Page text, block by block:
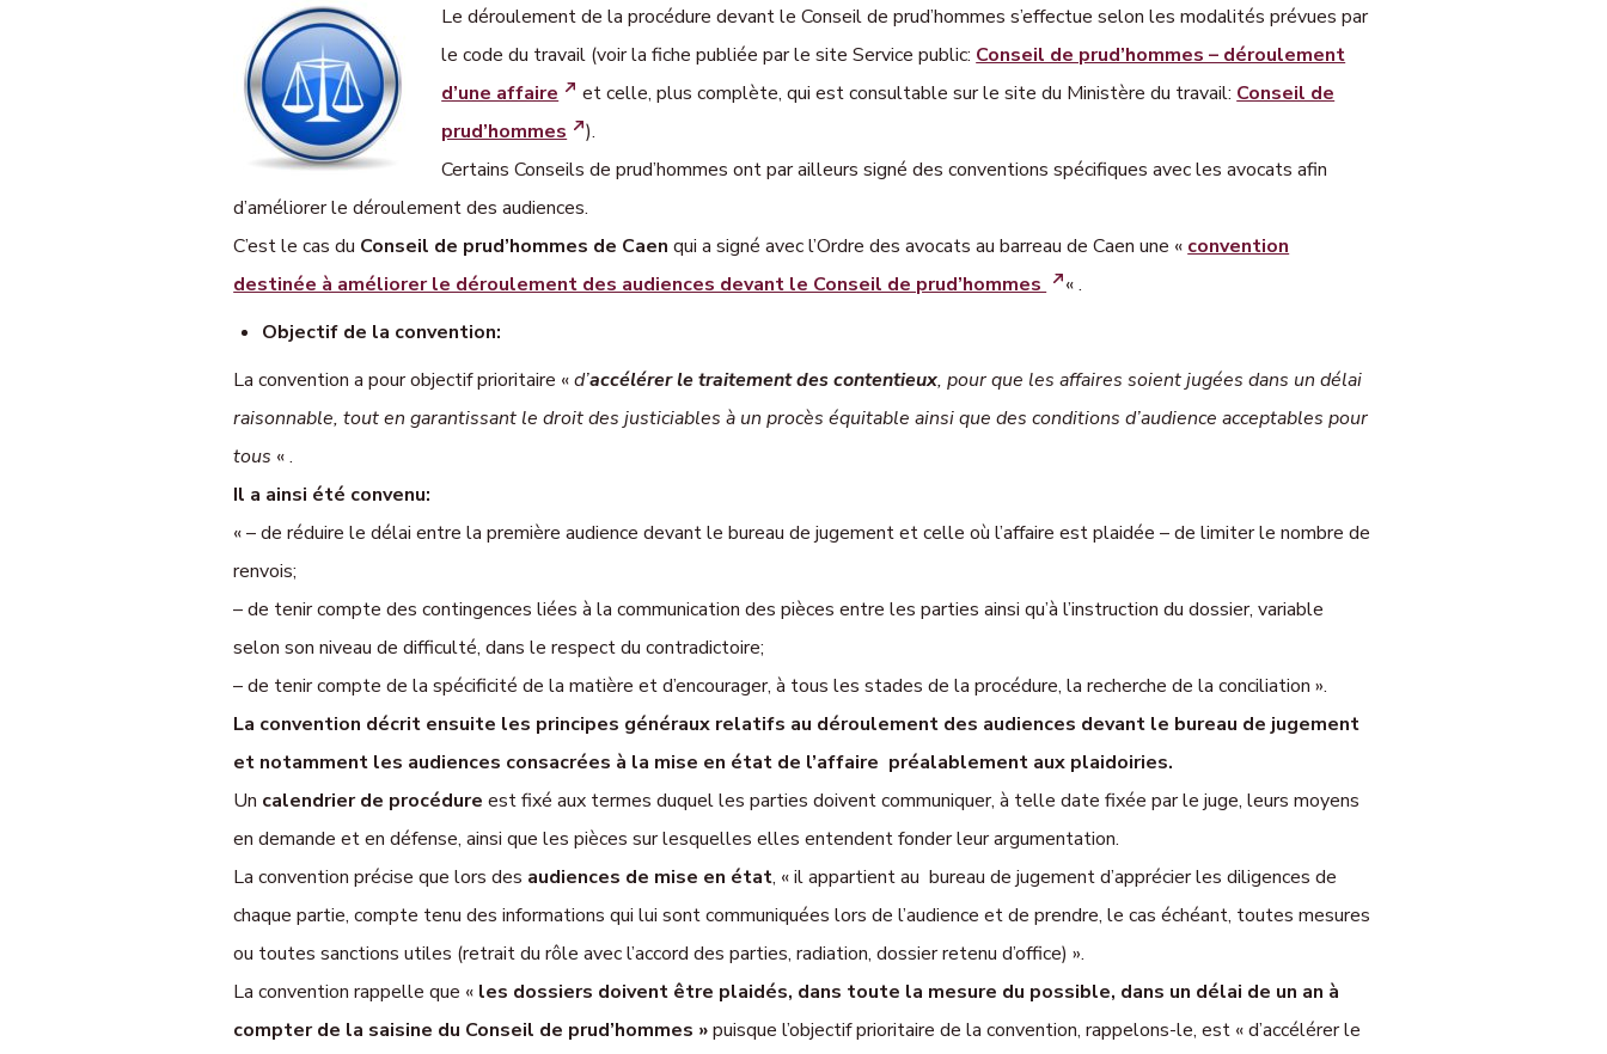
Le déroulement de la procédure devant le Conseil de prud’hommes s’effectue selon les modalités prévues par
le code du travail (voir la fiche publiée par le site Service public: Conseil de prud’hommes – déroulement
d’une affaire
et celle, plus complète, qui est consultable sur le site du Ministère du travail: Conseil de
prud’hommes
).
Certains Conseils de prud’hommes ont par ailleurs signé des conventions spécifiques avec les avocats afin
d’améliorer le déroulement des audiences.
C’est le cas du Conseil de prud’hommes de Caen qui a signé avec l’Ordre des avocats au barreau de Caen une « convention
destinée à améliorer le déroulement des audiences devant le Conseil de prud’hommes
« .
Objectif de la convention:
La convention a pour objectif prioritaire «d’accélérer le traitement des contentieux, pour que les affaires soient jugées dans un délai
raisonnable, tout en garantissant le droit des justiciables à un procès équitable ainsi que des conditions d’audience acceptables pour
tous « .
Il a ainsi été convenu:
« – de réduire le délai entre la première audience devant le bureau de jugement et celle où l’affaire est plaidée – de limiter le nombre de
renvois;
– de tenir compte des contingences liées à la communication des pièces entre les parties ainsi qu’à l’instruction du dossier, variable
selon son niveau de difficulté, dans le respect du contradictoire;
– de tenir compte de la spécificité de la matière et d’encourager, à tous les stades de la procédure, la recherche de la conciliation ».
La convention décrit ensuite les principes généraux relatifs au déroulement des audiences devant le bureau de jugement
et notamment les audiences consacrées à la mise en état de l’affaire préalablement aux plaidoiries.
Un calendrier de procédure est fixé aux termes duquel les parties doivent communiquer, à telle date fixée par le juge, leurs moyens
en demande et en défense, ainsi que les pièces sur lesquelles elles entendent fonder leur argumentation.
La convention précise que lors des audiences de mise en état, « il appartient au bureau de jugement d’apprécier les diligences de
chaque partie, compte tenu des informations qui lui sont communiquées lors de l’audience et de prendre, le cas échéant, toutes mesures
ou toutes sanctions utiles (retrait du rôle avec l’accord des parties, radiation, dossier retenu d’office) ».
La convention rappelle que « les dossiers doivent être plaidés, dans toute la mesure du possible, dans un délai de un an à
compter de la saisine du Conseil de prud’hommes »puisque l’objectif prioritaire de la convention, rappelons-le, est « d’accélérer le